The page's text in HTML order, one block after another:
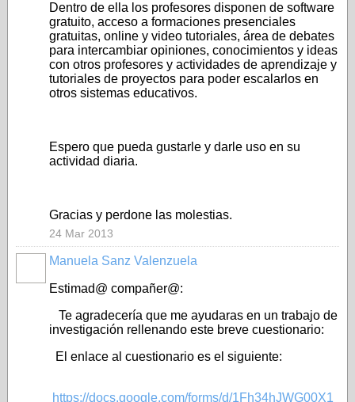
Dentro de ella los profesores disponen de software
gratuito, acceso a formaciones presenciales
gratuitas, online y video tutoriales, área de debates
para intercambiar opiniones, conocimientos y ideas
con otros profesores y actividades de aprendizaje y
tutoriales de proyectos para poder escalarlos en
otros sistemas educativos.
Espero que pueda gustarle y darle uso en su
actividad diaria.
Gracias y perdone las molestias.
24 Mar 2013
Manuela Sanz Valenzuela
Estimad@ compañer@:
Te agradecería que me ayudaras en un trabajo de
investigación rellenando este breve cuestionario:
El enlace al cuestionario es el siguiente:
https://docs.google.com/forms/d/1Fh34hJWG00X1